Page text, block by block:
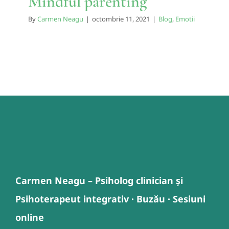
ByCarmen Neagu | octombrie 11, 2021 | Blog, Emotii
Carmen Neagu – Psiholog clinician și
Psihoterapeut integrativ · Buzău · Sesiuni
online